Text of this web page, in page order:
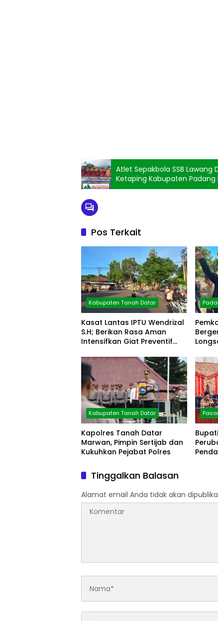
Atlet Sepakbola SSB Lawang
Ketaping Kabupaten Padang
Pos Terkait
Kabupaten Tanah Datar
Kasat Lantas IPTU Wendrizal
S.H; Berikan Rasa Aman
Intensifkan Giat Preventif
Kabupaten Tanah Datar
Kapolres Tanah Datar
Marwan, Pimpin Sertijab dan
Kukuhkan Pejabat Polres
Tinggalkan Balasan
Alamat email Anda tidak akan